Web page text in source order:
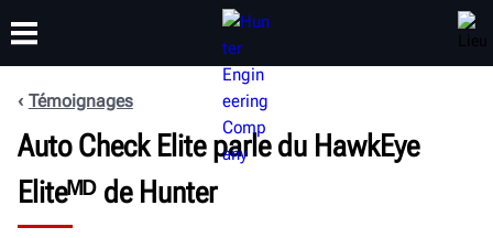
PRODUITS ASSISTANCE
FORMATION
À PROPOS
Témoignages
Auto Check Elite parle du HawkEye
Eliteᴹᴰ de Hunter